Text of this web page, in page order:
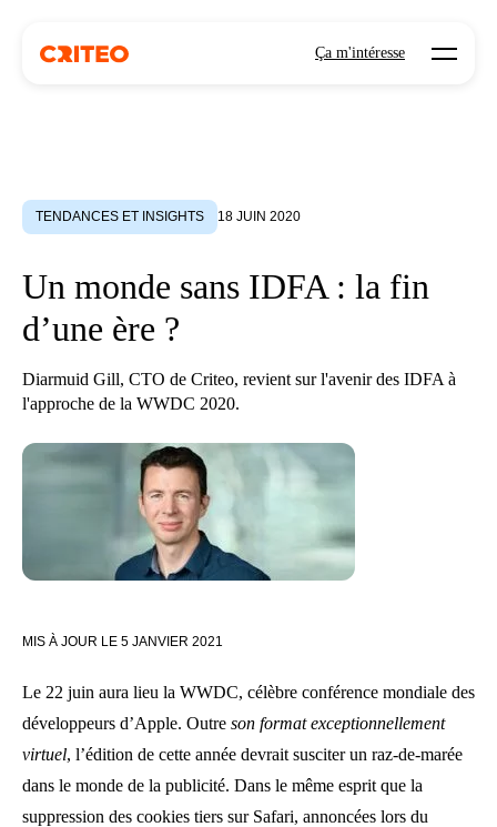
Ça m'intéresse Open
TENDANCES ET INSIGHTS 18 JUIN 2020
Un monde sans IDFA : la fin
d’une ère ?
Diarmuid Gill, CTO de Criteo, revient sur l'avenir des IDFA à
l'approche de la WWDC 2020.
MIS À JOUR LE 5 JANVIER 2021
Le 22 juin aura lieu la WWDC, célèbre conférence mondiale des
développeurs d’Apple. Outre son format exceptionnellement
virtuel, l’édition de cette année devrait susciter un raz-de-marée
dans le monde de la publicité. Dans le même esprit que la
suppression des cookies tiers sur Safari, annoncées lors du